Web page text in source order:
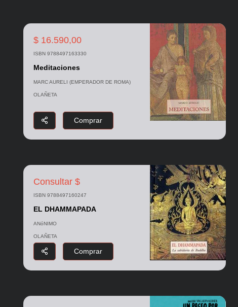
$ 16.590,00
ISBN 9788497163330
Meditaciones
MARC AURELI (EMPERADOR DE ROMA)
OLAÑETA
Comprar
Consultar $
ISBN 9788497160247
EL DHAMMAPADA
ANóNIMO
OLAÑETA
Comprar